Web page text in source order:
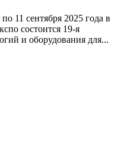
11 сентября 2025 года в
состоится 19-я
и оборудования для...